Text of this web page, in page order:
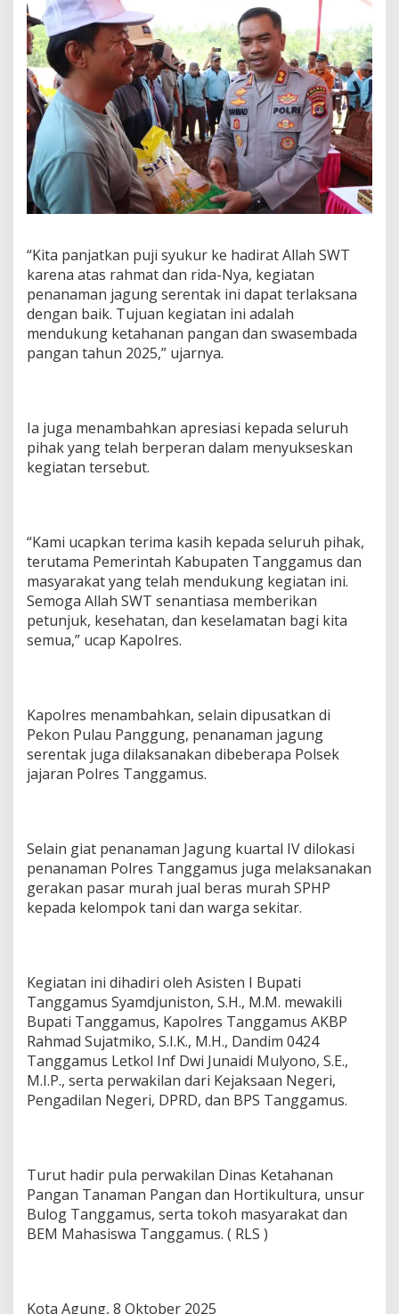
“Kita panjatkan puji syukur ke hadirat Allah SWT
karena atas rahmat dan rida-Nya, kegiatan
penanaman jagung serentak ini dapat terlaksana
dengan baik. Tujuan kegiatan ini adalah
mendukung ketahanan pangan dan swasembada
pangan tahun 2025,” ujarnya.
Ia juga menambahkan apresiasi kepada seluruh
pihak yang telah berperan dalam menyukseskan
kegiatan tersebut.
“Kami ucapkan terima kasih kepada seluruh pihak,
terutama Pemerintah Kabupaten Tanggamus dan
masyarakat yang telah mendukung kegiatan ini.
Semoga Allah SWT senantiasa memberikan
petunjuk, kesehatan, dan keselamatan bagi kita
semua,” ucap Kapolres.
Kapolres menambahkan, selain dipusatkan di
Pekon Pulau Panggung, penanaman jagung
serentak juga dilaksanakan dibeberapa Polsek
jajaran Polres Tanggamus.
Selain giat penanaman Jagung kuartal IV dilokasi
penanaman Polres Tanggamus juga melaksanakan
gerakan pasar murah jual beras murah SPHP
kepada kelompok tani dan warga sekitar.
Kegiatan ini dihadiri oleh Asisten I Bupati
Tanggamus Syamdjuniston, S.H., M.M. mewakili
Bupati Tanggamus, Kapolres Tanggamus AKBP
Rahmad Sujatmiko, S.I.K., M.H., Dandim 0424
Tanggamus Letkol Inf Dwi Junaidi Mulyono, S.E.,
M.I.P., serta perwakilan dari Kejaksaan Negeri,
Pengadilan Negeri, DPRD, dan BPS Tanggamus.
Turut hadir pula perwakilan Dinas Ketahanan
Pangan Tanaman Pangan dan Hortikultura, unsur
Bulog Tanggamus, serta tokoh masyarakat dan
BEM Mahasiswa Tanggamus. ( RLS )
Kota Agung, 8 Oktober 2025